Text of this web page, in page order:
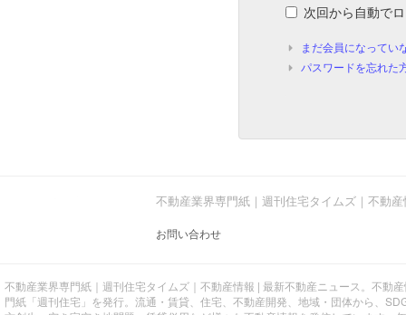
次回から自動で
まだ会員になってい
パスワードを忘れた
不動産業界専門紙｜週刊住宅タイムズ｜不動
お問い合わせ
不動産業界専門紙｜週刊住宅タイムズ｜不動産情報 | 最新不動産ニュース。不動
門紙「週刊住宅」を発行。流通・賃貸、住宅、不動産開発、地域・団体から、